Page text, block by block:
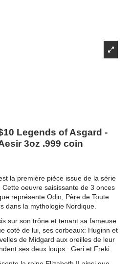
Legends of Asgard -
3oz .999 coin
la première pièce issue de la série
oeuvre saisissante de 3 onces
représente Odin, Père de Toute
dans la mythologie Nordique.
sur son trône et tenant sa fameuse
coté de lui, ses corbeaux: Huginn et
de Midgard aux oreilles de leur
ses deux loups : Geri et Freki.